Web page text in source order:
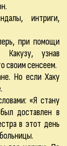
интриги,
при помощи
Какузу, узнав
своим сенсеем.
Но если Хаку
«Я стану
доставлен в
в этот день